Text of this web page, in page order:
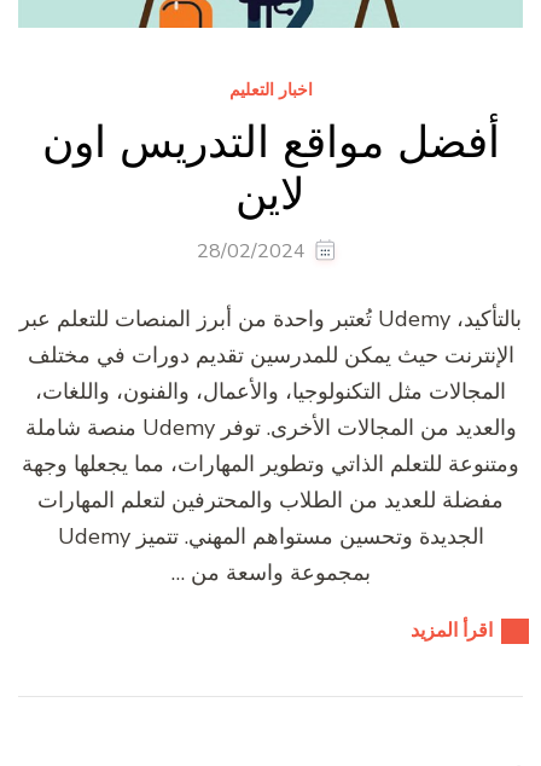
اخبار التعليم
أفضل مواقع التدريس اون
لاين
28/02/2024
بالتأكيد، Udemy تُعتبر واحدة من أبرز المنصات للتعلم عبر
الإنترنت حيث يمكن للمدرسين تقديم دورات في مختلف
المجالات مثل التكنولوجيا، والأعمال، والفنون، واللغات،
والعديد من المجالات الأخرى. توفر Udemy منصة شاملة
ومتنوعة للتعلم الذاتي وتطوير المهارات، مما يجعلها وجهة
مفضلة للعديد من الطلاب والمحترفين لتعلم المهارات
الجديدة وتحسين مستواهم المهني. تتميز Udemy
بمجموعة واسعة من …
اقرأ المزيد